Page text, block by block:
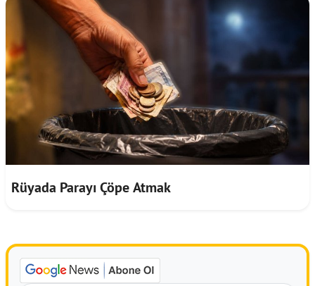
Rüyada Parayı Çöpe Atmak